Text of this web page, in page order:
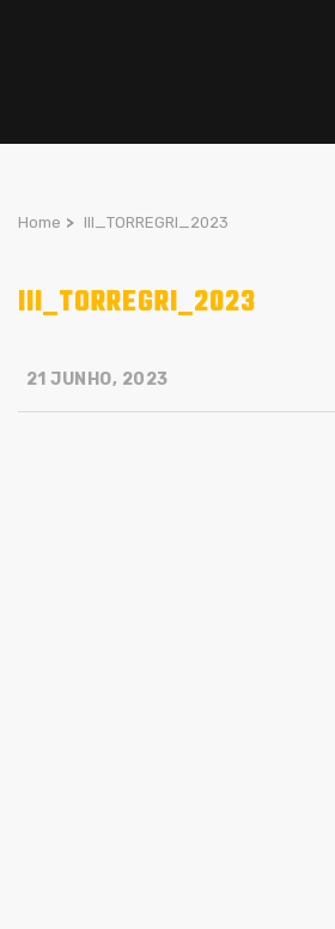
Home > III_TORREGRI_2023
III_TORREGRI_2023
21 JUNHO, 2023